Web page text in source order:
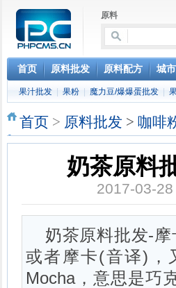
原料
首页 原料批发 原料配方 城
果汁批发 果粉 魔力豆/爆爆蛋批发
首页 > 原料批发 > 咖啡
奶茶原料
2017-03-
奶茶原料批发-
或者摩卡(音译)，
Mocha，意思是巧